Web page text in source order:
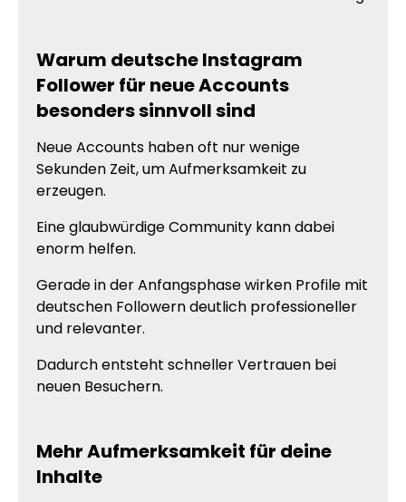
Warum deutsche Instagram
Follower für neue Accounts
besonders sinnvoll sind
Neue Accounts haben oft nur wenige
Sekunden Zeit, um Aufmerksamkeit zu
erzeugen.
Eine glaubwürdige Community kann dabei
enorm helfen.
Gerade in der Anfangsphase wirken Profile mit
deutschen Followern deutlich professioneller
und relevanter.
Dadurch entsteht schneller Vertrauen bei
neuen Besuchern.
Mehr Aufmerksamkeit für deine
Inhalte